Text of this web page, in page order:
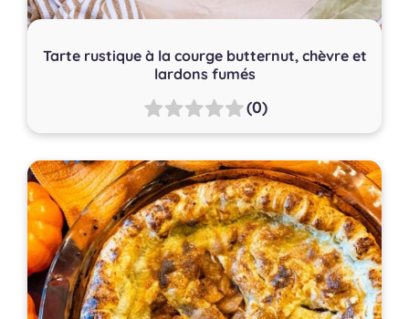
Tarte rustique à la courge butternut, chèvre et
lardons fumés
(0)